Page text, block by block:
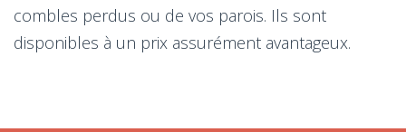
combles perdus ou de vos parois. Ils sont
disponibles à un prix assurément avantageux.